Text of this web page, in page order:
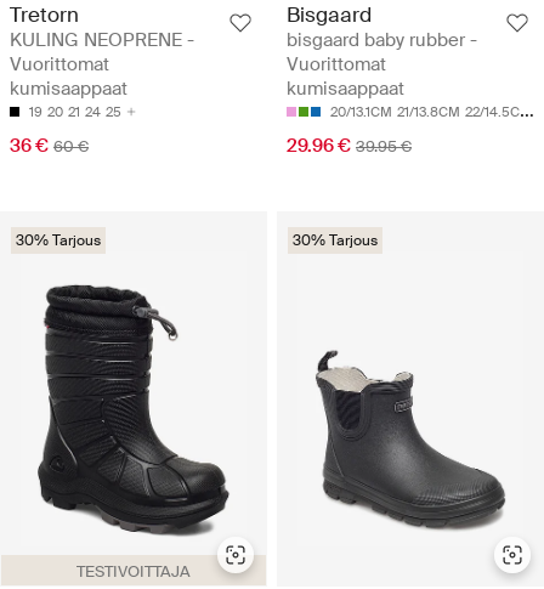
Tretorn
KULING NEOPRENE -
Vuorittomat
kumisaappaat
19 20 21 24 25
36 € 60 €
Bisgaard
bisgaard baby rubber -
Vuorittomat
kumisaappaat
20/13.1CM 21/13.8CM 22/14.5CM
29.96 € 39.95 €
TESTIVOITTAJA
30% Tarjous 30% Tarjous